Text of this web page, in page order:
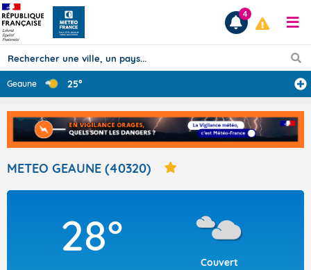
Prévisions
TOUS LES RÉSULTATS
Articles
4
Geaune 25°
METEO GEAUNE (40320)
28°
Couvert